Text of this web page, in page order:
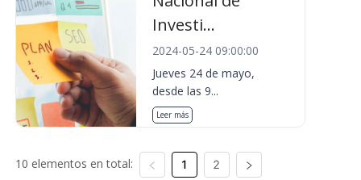
Investi...
2024-05-24 09:00:00
Jueves 24 de mayo,
desde las 9...
Leer más
10 elementos en total: 1 2